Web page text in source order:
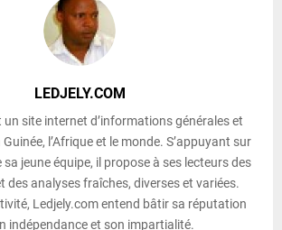
LEDJELY.COM
un site internet d’informations générales et
l’Afrique et le monde. S’appuyant sur
sa jeune équipe, il propose à ses lecteurs des
des analyses fraîches, diverses et variées.
Ledjely.com entend bâtir sa réputation
indépendance et son impartialité.